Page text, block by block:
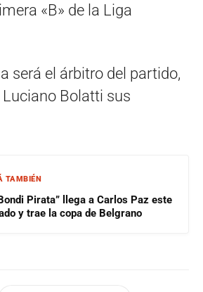
«B» de la Liga
será el árbitro del partido,
Bolatti sus
TAMBIÉN
Pirata” llega a Carlos Paz este
y trae la copa de Belgrano